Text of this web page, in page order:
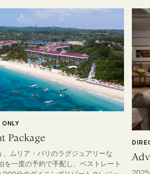
Package
、ムリア・バリのラグジュアリーな
を一度の予約で手配し、ベストレート